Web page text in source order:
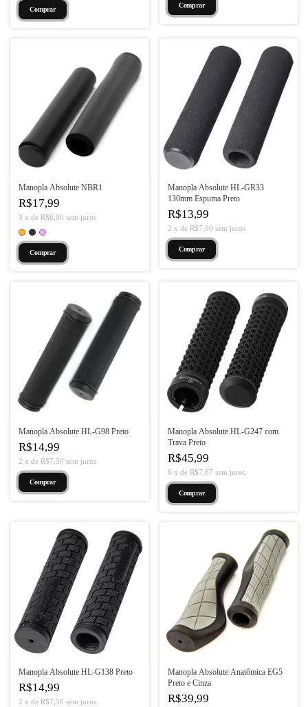
Comprar
Manopla Absolute NBR1
R$17,99
3 x de R$6,00 sem juros
Comprar
Manopla Absolute HL-GR33
130mm Espuma Preto
R$13,99
2 x de R$7,00 sem juros
Manopla Absolute HL-G98 Preto
R$14,99
2 x de R$7,50 sem juros
Manopla Absolute HL-G247 com
Trava Preto
R$45,99
6 x de R$7,67 sem juros
Manopla Absolute HL-G138 Preto
R$14,99
2 x de R$7,50 sem juros
Manopla Absolute Anatômica EG5
Preto e Cinza
R$39,99